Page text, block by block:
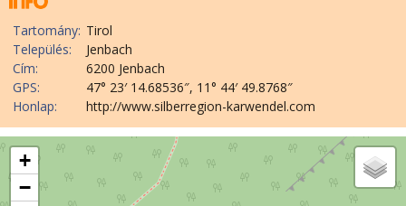
Tartomány: Tirol
Település:
Jenbach
Cím:
6200 Jenbach
GPS:
47° 23′ 14.68536″, 11° 44′ 49.8768″
Honlap:
http://www.silberregion-karwendel.com
+
−